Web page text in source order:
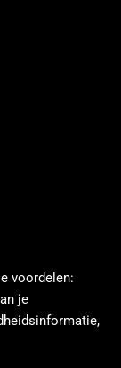
voordelen:
je